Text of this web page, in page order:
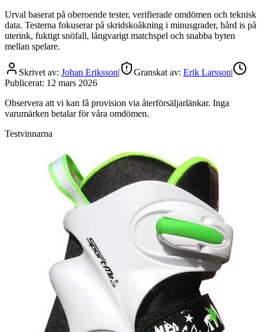
Urval baserat på oberoende tester, verifierade omdömen och teknisk
data. Testerna fokuserar på skridskoåkning i minusgrader, hård is på
uterink, fuktigt snöfall, långvarigt matchspel och snabba byten
mellan spelare.
Skrivet av: Johan Eriksson| Granskat av: Erik Larsson|
Publicerat: 12 mars 2026
Observera att vi kan få provision via återförsäljarlänkar. Inga
varumärken betalar för våra omdömen.
Testvinnarna